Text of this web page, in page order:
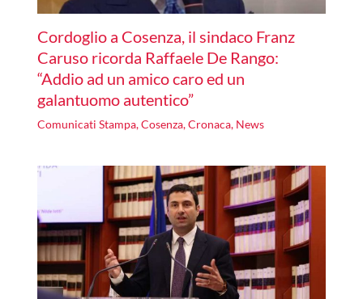
Cordoglio a Cosenza, il sindaco Franz
Caruso ricorda Raffaele De Rango:
“Addio ad un amico caro ed un
galantuomo autentico”
Comunicati Stampa,Cosenza,Cronaca, News